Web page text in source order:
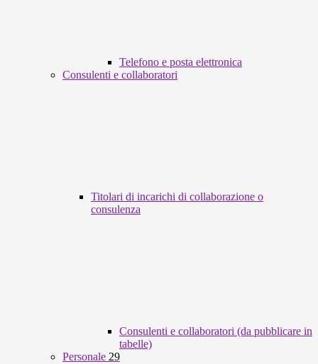
Telefono e posta elettronica
Consulenti e collaboratori
Titolari di incarichi di collaborazione o
consulenza
Consulenti e collaboratori (da pubblicare in
tabelle)
Personale 29